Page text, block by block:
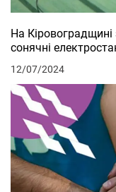
На
сонячні
12/07/2024